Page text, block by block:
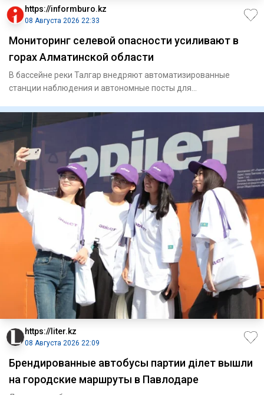
https://informburo.kz
08 Августа 2026 22:33
Мониторинг селевой опасности усиливают в
горах Алматинской области
В бассейне реки Талгар внедряют автоматизированные
станции наблюдения и автономные посты для
https://liter.kz
08 Августа 2026 22:09
Брендированные автобусы партии Әділет вышли
на городские маршруты в Павлодаре